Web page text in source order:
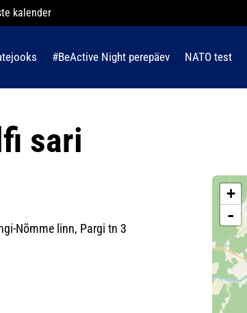
kalender
#BeActive Night perepäev NATO test
sari
Nõmme linn, Pargi tn 3
+
-